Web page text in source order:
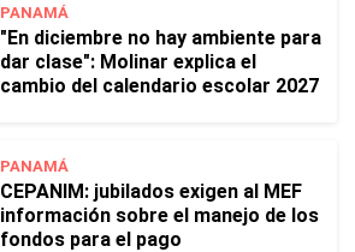
PANAMÁ
"En diciembre no hay ambiente para
dar clase": Molinar explica el
cambio del calendario escolar 2027
PANAMÁ
CEPANIM: jubilados exigen al MEF
información sobre el manejo de los
fondos para el pago